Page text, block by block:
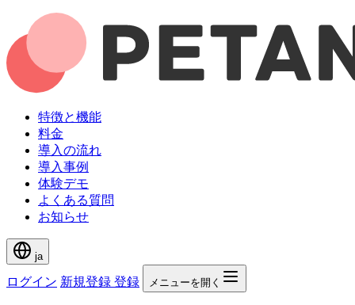
特徴と機能
料金
導入の流れ
導入事例
体験デモ
よくある質問
お知らせ
ja
ログイン 新規登録 登録 メニューを開く